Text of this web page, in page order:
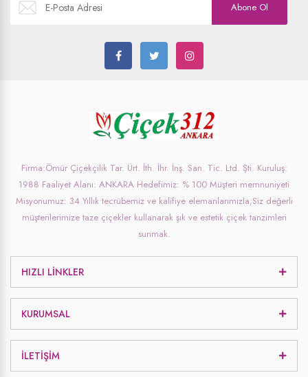
Abone Ol
Firma:Ömür Çiçekçilik Tar. Ürt. İth. İhr. İnş. San. Tic. Ltd. Şti. Kuruluş:
1988 Faaliyet Alanı: ANKARA Hedefimiz: % 100 Müşteri memnuniyeti
Misyonumuz: 34 Yıllık tecrübemiz ve kalifiye elemanlarımızla;Siz değerli
müşterilerimize taze çiçekler kullanarak şık ve estetik çiçek tanzimleri
sunmak.
HIZLI LINKLER
KURUMSAL
İLETIŞIM